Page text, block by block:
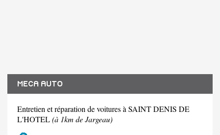
MECA AUTO
Entretien et réparation de voitures à SAINT DENIS DE
L'HOTEL(à 1km de Jargeau)